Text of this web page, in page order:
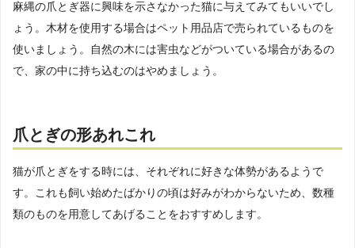
麻縄の爪とぎ器に興味を示さなかった猫に与えてみてもいいでし
ょう。木材を使用する場合はペット用品店で売られているものを
使いましょう。自然の木には害虫などがついている場合があるの
で、家の中に持ち込むのはやめましょう。
爪とぎの形あれこれ
猫が爪とぎをする時には、それぞれに好きな体勢があるようで
す。これも飼い始めたばかりの頃は好みがわからないため、数種
類のものを用意してあげることをおすすめします。